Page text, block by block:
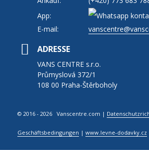
App:
E-mail:
ADRESSE
VANS CENTRE s.r.o.
Průmyslová 372/1
108 00 Praha-Štěrboholy
© 2016 - 2026 Vanscentre.com |
Geschäftsbedingungen |www.levne-dodavky.cz